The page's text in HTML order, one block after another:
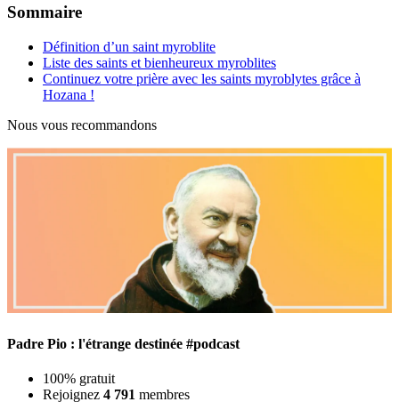
Sommaire
Définition d’un saint myroblite
Liste des saints et bienheureux myroblites
Continuez votre prière avec les saints myroblytes grâce à
Hozana !
Nous vous recommandons
Padre Pio : l'étrange destinée #podcast
100% gratuit
Rejoignez 4 791 membres